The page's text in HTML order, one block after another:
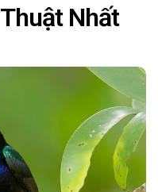
Nhất